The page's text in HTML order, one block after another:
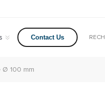
Contact Us
Ø 100 mm